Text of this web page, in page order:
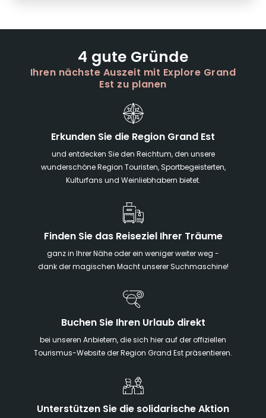
4 gute Gründe
Ihren nächste Auszeit mit Explore Grand
Est zu planen
Erkunden Sie die Region Grand Est
und entdecken Sie den Reichtum, den unsere
wunderschöne Region Touristen, Sportbegeisterten,
Kulturfans und Weinliebhabern bietet.
Finden Sie das Reiseziel Ihrer Träume
ganz in Ihrer Nähe oder ein weniger weiter weg -
dank der magischen Macht unserer Suchmaschine!
Buchen Sie Ihren Urlaub direkt
bei unseren Anbietern, die sich hier auf der offiziellen
Tourismus-Website der Region Grand Est präsentieren.
Unterstützen Sie die solidarische Aktion